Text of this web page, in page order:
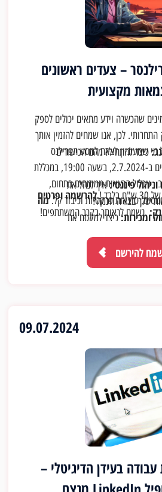
– צעדים ראשונים
מקצועית
שהכשרה וידע מתאים יכולים לספק
לכן, אנו שמחים להזמין אותך
שמעוניין לצאת למסע הפרילנס
המוצלח שלו. הכנס יתקיים ב-2.7.2024, בשעה 19:00, במכללת
ויכלול הרצאות ממומחים בתחום,
סדנאות פרקטיות וכיבוד קל.מה
כיצד להתחיל? מהם הכישורים
פיננסי:איך לנהל את
שלך בצורה חכמה?
ומכירות:כיצד למקסם את
עצמאיים?
למידה על קהילות
בפרילנסרים.
!
להרשמה ופרטים
נשמח לראותך בקרב המשתתפים!
להירשם
09.07.2024
בעידן הדיגיטלי –